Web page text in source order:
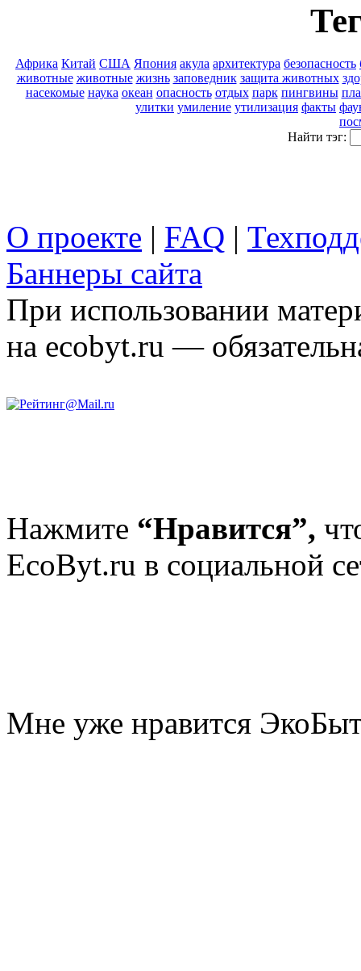
Африка Китай США Япония акула архитектура безопасность
животные животные жизнь заповедник защита животных
насекомые наука океан опасность отдых парк пингвины
улитки умиление утилизация факты
Найти тэг:
О проекте | FAQ |
Баннеры сайта
При использовании
на ecobyt.ru —
Нажмите “Нравится”,
EcoByt.ru в социальной
Мне уже нравится